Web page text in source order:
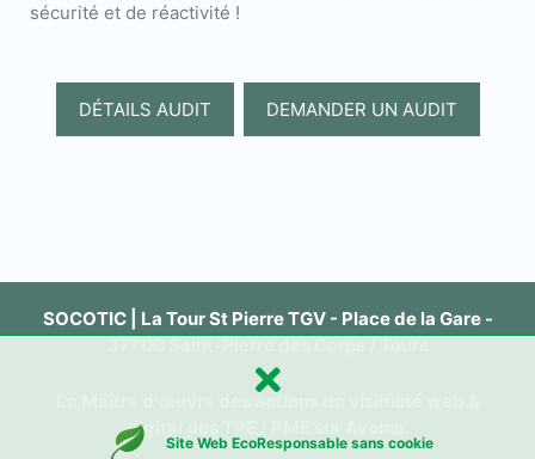
sécurité et de réactivité !
DÉTAILS AUDIT DEMANDER UN AUDIT
Site Web EcoResponsable sans cookie
SOCOTIC | La Tour St Pierre TGV - Place de la Gare -
digital des TPE / PME sur Avoine